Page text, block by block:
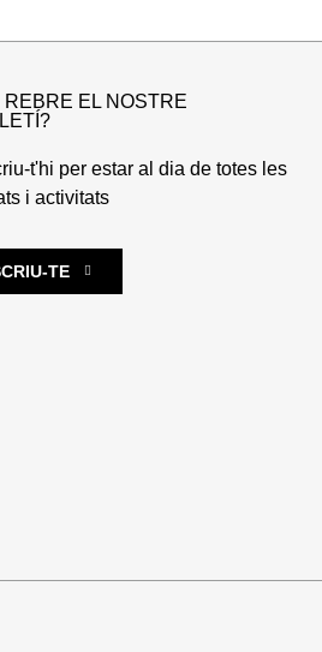
REBRE EL NOSTRE
t'hi per estar al dia de totes les
i activitats
TE